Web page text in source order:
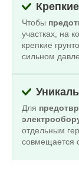
Чтобы
участках, на
крепкие
сильном
Для
отдельным
совмещается